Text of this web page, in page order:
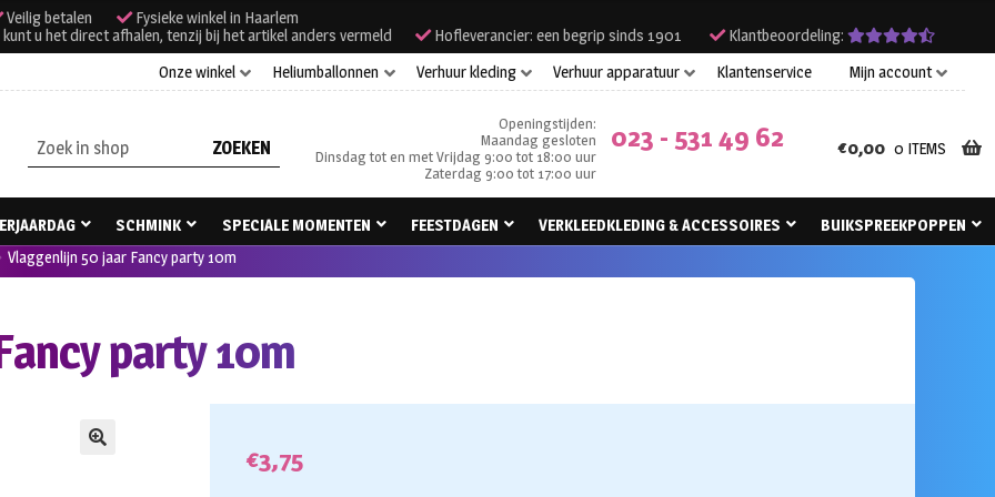
Veilig betalen
Fysieke winkel in Haarlem
u het direct afhalen, tenzij bij het artikel anders vermeld
Hofleverancier: een begrip sinds 1901
Klantbeoordeling:
Onze winkel
Heliumballonnen Verhuur kleding Verhuur apparatuur Klantenservice Mijn account
Zoeken
naar:
Openingstijden:
Maandag gesloten
Dinsdag tot en met Vrijdag 9:00 tot 18:00 uur
Zaterdag 9:00 tot 17:00 uur
023 - 531 49 62 €0,00 0 ITEMS
SCHMINK SPECIALE MOMENTEN FEESTDAGEN VERKLEEDKLEDING & ACCESSOIRES
BUIKSPREEKPOPPEN
Vlaggenlijn 50 jaar Fancy party 10m
party 10m
€3,75